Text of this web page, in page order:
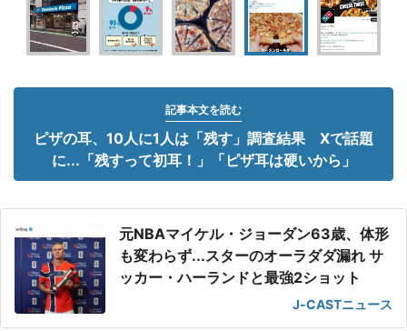
記事本文を読む
ピザの耳、10人に1人は「残す」調査結果 Xで話題
に...「残すって初耳！」「ピザ耳は硬いから」
元NBAマイケル・ジョーダン63歳、体形
も変わらず...スターのオーラダダ漏れ サ
ッカー・ハーランドと最強2ショット
J-CASTニュース